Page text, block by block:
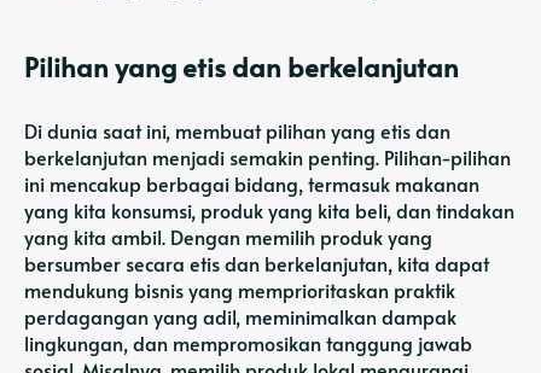
Pilihan yang etis dan berkelanjutan
Di dunia saat ini, membuat pilihan yang etis dan
berkelanjutan menjadi semakin penting. Pilihan-pilihan
ini mencakup berbagai bidang, termasuk makanan
yang kita konsumsi, produk yang kita beli, dan tindakan
yang kita ambil. Dengan memilih produk yang
bersumber secara etis dan berkelanjutan, kita dapat
mendukung bisnis yang memprioritaskan praktik
perdagangan yang adil, meminimalkan dampak
lingkungan, dan mempromosikan tanggung jawab